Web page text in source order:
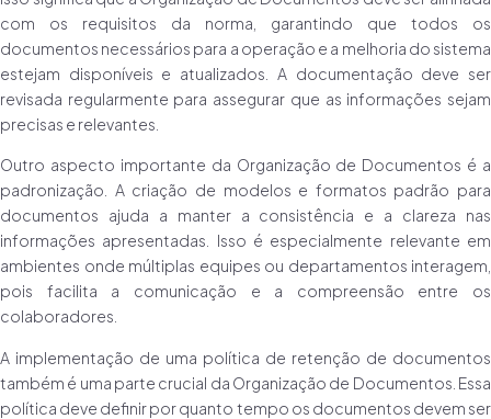
com os requisitos da norma, garantindo que todos os
documentos necessários para a operação e a melhoria do sistema
estejam disponíveis e atualizados. A documentação deve ser
revisada regularmente para assegurar que as informações sejam
precisas e relevantes.
Outro aspecto importante da Organização de Documentos é a
padronização. A criação de modelos e formatos padrão para
documentos ajuda a manter a consistência e a clareza nas
informações apresentadas. Isso é especialmente relevante em
ambientes onde múltiplas equipes ou departamentos interagem,
pois facilita a comunicação e a compreensão entre os
colaboradores.
A implementação de uma política de retenção de documentos
também é uma parte crucial da Organização de Documentos. Essa
política deve definir por quanto tempo os documentos devem ser